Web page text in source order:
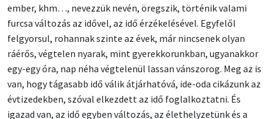
ember, khm…, nevezzük nevén, öregszik, történik valami
furcsa változás az idővel, az idő érzékelésével. Egyfelől
felgyorsul, rohannak szinte az évek, már nincsenek olyan
ráérős, végtelen nyarak, mint gyerekkorunkban, ugyanakkor
egy-egy óra, nap néha végtelenül lassan vánszorog. Meg az is
van, hogy tágasabb idő válik átjárhatóvá, ide-oda cikázunk az
évtizedekben, szóval elkezdett az idő foglalkoztatni. És
igazad van, az idő egyben változás, az élethelyzetünk és a